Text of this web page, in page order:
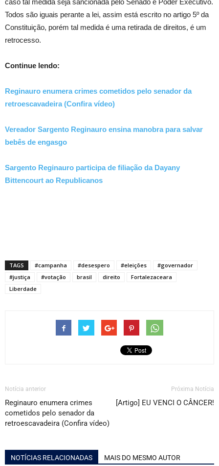
Todos são iguais perante a lei, assim está escrito no artigo 5º da
Constituição, porém tal medida é uma retirada de direitos, é um
retrocesso.
Continue lendo:
Reginauro enumera crimes cometidos pelo senador da
retroescavadeira (Confira vídeo)
Vereador Sargento Reginauro ensina manobra para salvar
bebês de engasgo
Sargento Reginauro participa de filiação da Dayany
Bittencourt ao Republicanos
TAGS #campanha #desespero #eleições
#governador
#justiça
#votação brasil direito
Fortalezaceara
Liberdade
Notícia anterior
Reginauro enumera crimes
cometidos pelo senador da
retroescavadeira (Confira vídeo)
Próxima Notícia
[Artigo] EU VENCI O CÂNCER!
NOTÍCIAS RELACIONADAS MAIS DO MESMO AUTOR